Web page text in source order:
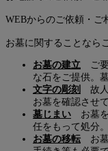
WEBからのご依頼・ご
お墓に関することなら
お墓の建立 ご要
な石をご提供。
文字の彫刻
故人
お墓を確認させ
墓じまい お墓を
任をもって処分
お墓の移転 お墓